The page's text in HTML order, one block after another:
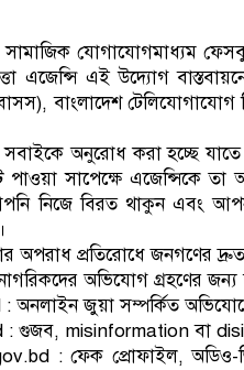
সামাজিক যোগাযোগমাধ্যম
এজেন্সি এই উদ্যোগ
বাংলাদেশ
সবাইকে অনুরোধ করা হচ্ছে
সাপেক্ষে এজেন্সিকে
নিজে বিরত থাকুন এবং
অপরাধ প্রতিরোধে জনগণের
অভিযোগ গ্রহণের জন্য
: অনলাইন জুয়া সম্পর্কিত
: গুজব, misinformation বা
: ফেক প্রোফাইল, অডিও-